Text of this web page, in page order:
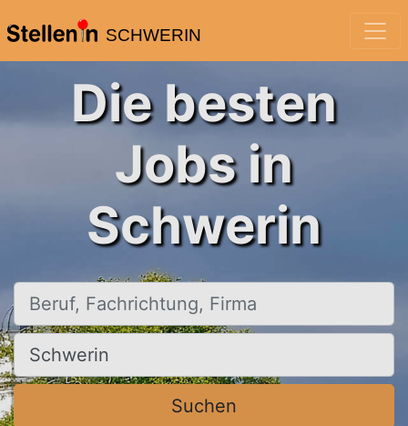
SCHWERIN
Die besten
Jobs in
Schwerin
Beruf, Fachrichtung, Firma
Ort, Stadt
Suchen